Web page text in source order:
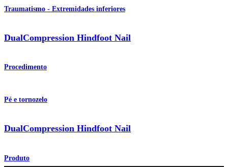
Traumatismo - Extremidades inferiores
DualCompression Hindfoot Nail
Procedimento
Pé e tornozelo
DualCompression Hindfoot Nail
Produto